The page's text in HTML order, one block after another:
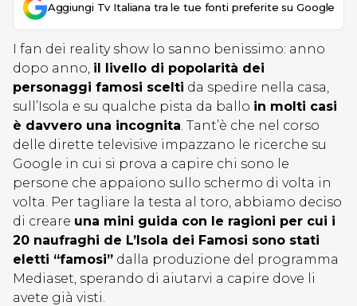
Aggiungi Tv Italiana tra le tue fonti preferite su Google
I fan dei reality show lo sanno benissimo: anno
dopo anno, il livello di popolarità dei
personaggi famosi scelti da spedire nella casa,
sull’Isola e su qualche pista da ballo in molti casi
è davvero una incognita. Tant’è che nel corso
delle dirette televisive impazzano le ricerche su
Google in cui si prova a capire chi sono le
persone che appaiono sullo schermo di volta in
volta. Per tagliare la testa al toro, abbiamo deciso
di creare una mini guida con le ragioni per cui i
20 naufraghi de L’Isola dei Famosi sono stati
eletti “famosi” dalla produzione del programma
Mediaset, sperando di aiutarvi a capire dove li
avete già visti.